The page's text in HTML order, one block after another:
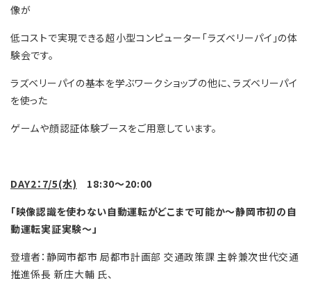
像が
低コストで実現できる超小型コンピューター「ラズベリーパイ」の体
験会です。
ラズベリーパイの基本を学ぶワークショップの他に、ラズベリーパイ
を使った
ゲームや顔認証体験ブースをご用意しています。
DAY2：7/5(水) 18:30～20:00
「映像認識を使わない自動運転がどこまで可能か～静岡市初の自
動運転実証実験～」
登壇者：静岡市都市 局都市計画部 交通政策課 主幹兼次世代交通
推進係長 新庄大輔 氏、